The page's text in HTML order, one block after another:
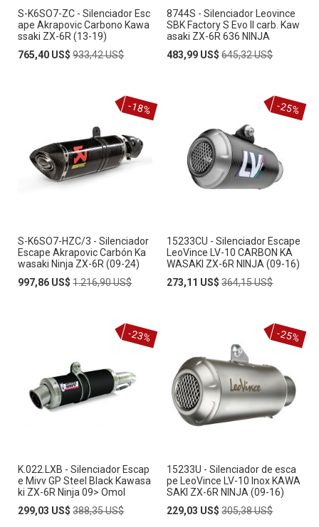
S-K6SO7-ZC - Silenciador Esc
ape Akrapovic Carbono Kawa
ssaki ZX-6R (13-19)
Special
765,40 US$ Regular
933,42 US$
8744S - Silenciador Leovince
SBK Factory S Evo II carb. Kaw
asaki ZX-6R 636 NINJA
Special
483,99 US$ Regular
645,32 US$
S-K6SO7-HZC/3 - Silenciador
Escape Akrapovic Carbón Ka
wasaki Ninja ZX-6R (09-24)
Special
997,86 US$ Regular
1.216,90 US$
-18%
15233CU - Silenciador Escape
LeoVince LV-10 CARBON KA
WASAKI ZX-6R NINJA (09-16)
Special
273,11 US$ Regular
364,15 US$
-25%
K.022.LXB - Silenciador Escap
e Mivv GP Steel Black Kawasa
ki ZX-6R Ninja 09> Omol
Special
299,03 US$ Regular
388,35 US$
-23%
15233U - Silenciador de esca
pe LeoVince LV-10 Inox KAWA
SAKI ZX-6R NINJA (09-16)
Special
229,03 US$ Regular
305,38 US$
-25%